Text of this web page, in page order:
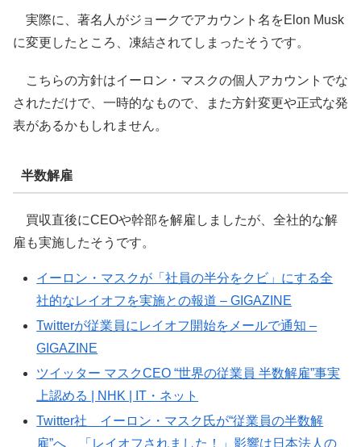
実際に、著名人がジョークでアカウント名をElon Musk
に変更したところ、凍結されてしまったそうです。
こちらの方針はイーロン・マスクの個人アカウントでな
されただけで、一時的なもので、また方針変更や正式な発
表があるかもしれません。
半数解雇
買収直後にCEOや幹部を解雇しましたが、全社的な解
雇も実施したそうです。
イーロン・マスクが「社員の半分をクビ」にする全
社的なレイオフを実施との報道 – GIGAZINE
Twitterが従業員にレイオフ開始をメールで通知 –
GIGAZINE
ツイッター マスクCEO “世界の従業員 半数解雇”事実
上認める | NHK | IT・ネット
Twitter社 イーロン・マスク氏が“従業員の半数解
雇”へ 「レイオフされました！」影響は日本法人の